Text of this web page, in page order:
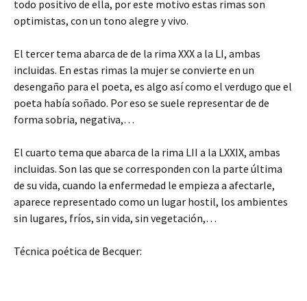
todo positivo de ella, por este motivo estas rimas son
optimistas, con un tono alegre y vivo.
El tercer tema abarca de de la rima XXX a la LI, ambas
incluidas. En estas rimas la mujer se convierte en un
desengaño para el poeta, es algo así como el verdugo que el
poeta había soñado. Por eso se suele representar de de
forma sobria, negativa,…
El cuarto tema que abarca de la rima LII a la LXXIX, ambas
incluidas. Son las que se corresponden con la parte última
de su vida, cuando la enfermedad le empieza a afectarle,
aparece representado como un lugar hostil, los ambientes
sin lugares, fríos, sin vida, sin vegetación,…
Técnica poética de Becquer: